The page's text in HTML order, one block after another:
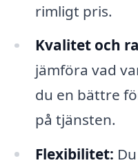
rimligt pris.
Kvalitet och
jämföra vad
du en bättre
på tjänsten.
Flexibilitet: